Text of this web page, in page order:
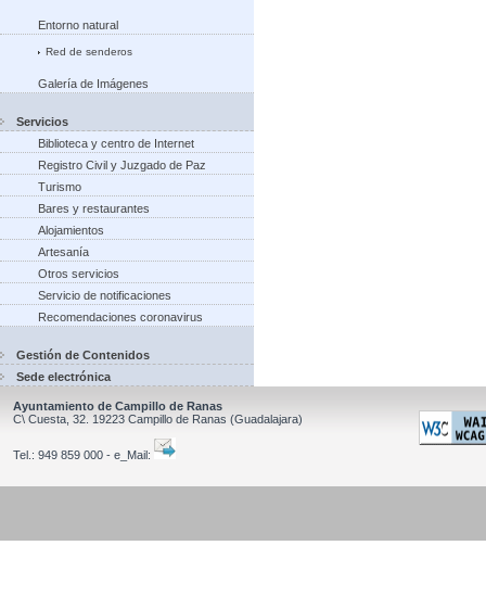
Entorno natural
Red de senderos
Galería de Imágenes
Servicios
Biblioteca y centro de Internet
Registro Civil y Juzgado de Paz
Turismo
Bares y restaurantes
Alojamientos
Artesanía
Otros servicios
Servicio de notificaciones
Recomendaciones coronavirus
Gestión de Contenidos
Sede electrónica
Ayuntamiento de Campillo de Ranas
C\ Cuesta, 32. 19223 Campillo de Ranas (Guadalajara)
Tel.: 949 859 000 - e_Mail: